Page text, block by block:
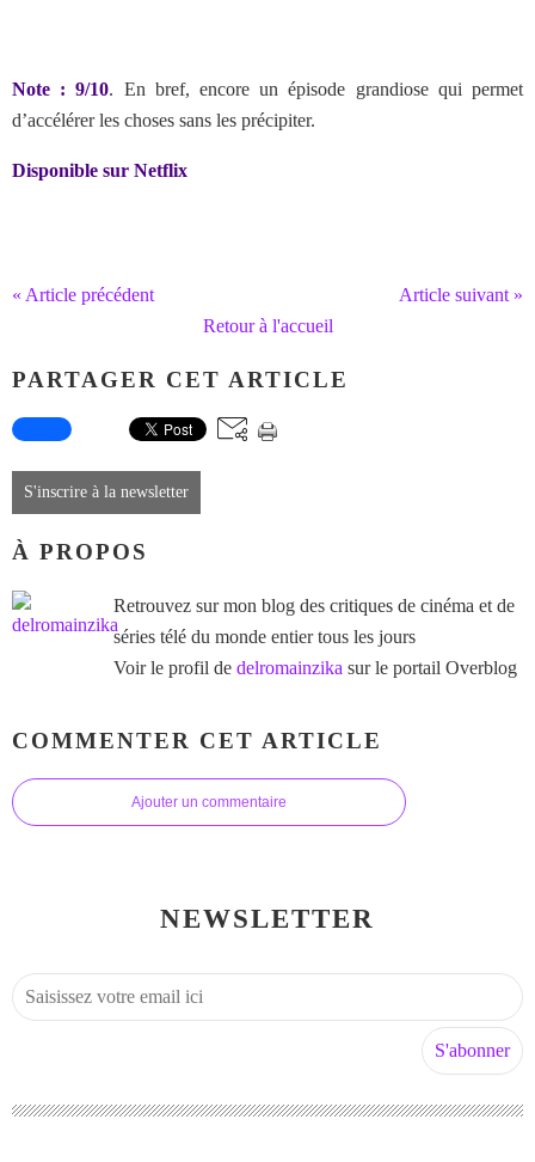
Note : 9/10. En bref, encore un épisode grandiose qui permet
d’accélérer les choses sans les précipiter.
Disponible sur Netflix
« Article précédent
Article suivant »
Retour à l'accueil
PARTAGER CET ARTICLE
S'inscrire à la newsletter
À PROPOS
Retrouvez sur mon blog des critiques de cinéma et de
séries télé du monde entier tous les jours
Voir le profil de delromainzika sur le portail Overblog
COMMENTER CET ARTICLE
Ajouter un commentaire
NEWSLETTER